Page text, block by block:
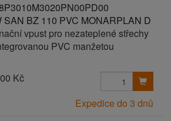
SAN BZ 110 PVC MONARPLAN D
vpust pro nezateplené střechy
PVC manžetou
Kč
Expedice do 3 dnů